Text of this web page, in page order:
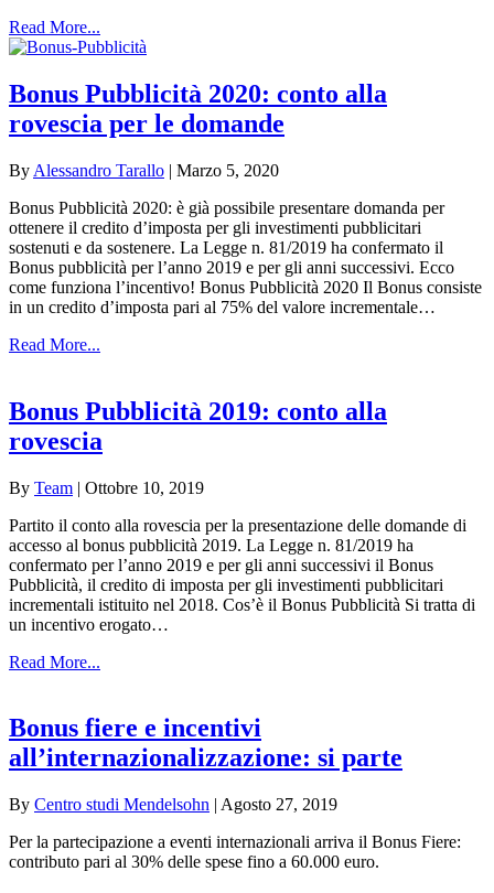
Read More...
Bonus Pubblicità 2020: conto alla
rovescia per le domande
By Alessandro Tarallo | Marzo 5, 2020
Bonus Pubblicità 2020: è già possibile presentare domanda per
ottenere il credito d’imposta per gli investimenti pubblicitari
sostenuti e da sostenere. La Legge n. 81/2019 ha confermato il
Bonus pubblicità per l’anno 2019 e per gli anni successivi. Ecco
come funziona l’incentivo! Bonus Pubblicità 2020 Il Bonus consiste
in un credito d’imposta pari al 75% del valore incrementale…
Read More...
Bonus Pubblicità 2019: conto alla
rovescia
By Team | Ottobre 10, 2019
Partito il conto alla rovescia per la presentazione delle domande di
accesso al bonus pubblicità 2019. La Legge n. 81/2019 ha
confermato per l’anno 2019 e per gli anni successivi il Bonus
Pubblicità, il credito di imposta per gli investimenti pubblicitari
incrementali istituito nel 2018. Cos’è il Bonus Pubblicità Si tratta di
un incentivo erogato…
Read More...
Bonus fiere e incentivi
all’internazionalizzazione: si parte
By Centro studi Mendelsohn | Agosto 27, 2019
Per la partecipazione a eventi internazionali arriva il Bonus Fiere:
contributo pari al 30% delle spese fino a 60.000 euro.